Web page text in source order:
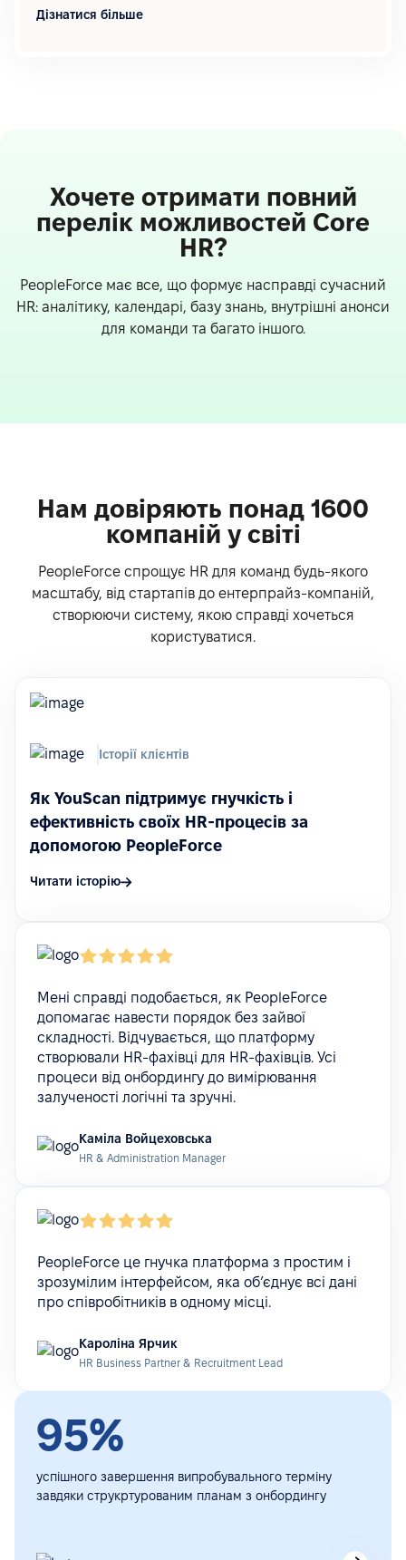
Дізнатися більше
Хочете отримати повний
перелік можливостей Core
HR?
PeopleForce має все, що формує насправді сучасний
HR: аналітику, календарі, базу знань, внутрішні анонси
для команди та багато іншого.
Нам довіряють понад 1600
компаній у світі
PeopleForce спрощує HR для команд будь-якого
масштабу, від стартапів до ентерпрайз-компаній,
створюючи систему, якою справді хочеться
користуватися.
Історії клієнтів
Як YouScan підтримує гнучкість і
ефективність своїх HR-процесів за
допомогою PeopleForce
Читати історію
Мені справді подобається, як PeopleForce
допомагає навести порядок без зайвої
складності. Відчувається, що платформу
створювали HR-фахівці для HR-фахівців. Усі
процеси від онбордингу до вимірювання
залученості логічні та зручні.
Каміла Войцеховська
HR & Administration Manager
PeopleForce це гнучка платформа з простим і
зрозумілим інтерфейсом, яка об’єднує всі дані
про співробітників в одному місці.
Кароліна Ярчик
HR Business Partner & Recruitment Lead
95%
успішного завершення випробувального терміну
завдяки струкртурованим планам з онбордингу